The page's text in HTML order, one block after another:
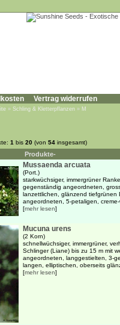
Vertrag widerrufen
» Schling & Kletterpflanzen » M
1 bis 20 (von 54 insgesamt)
Produkte-
Mussaenda arcuata
(Port.)
starkwüchsiger, immergrüner
gegenständig angeordneten,
lanzettlichen, glänzend tiefgrünen
angeordneten, 5-petaligen, creme-
[mehr lesen]
Mucuna urens
(2 Korn)
schnellwüchsiger, immergrüner,
Schlinger (Liane) bis zu 15 m mit
angeordneten, langgestielten, 3-
langen, elliptischen, oberseits
[mehr lesen]